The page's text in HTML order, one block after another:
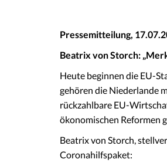
Pressemitteilung,
Beatrix von Storch:
Heute beginnen die EU-
gehören die Niederlande
rückzahlbare EU-
ökonomischen Reformen
Beatrix von Storch,
Coronahilfspaket: